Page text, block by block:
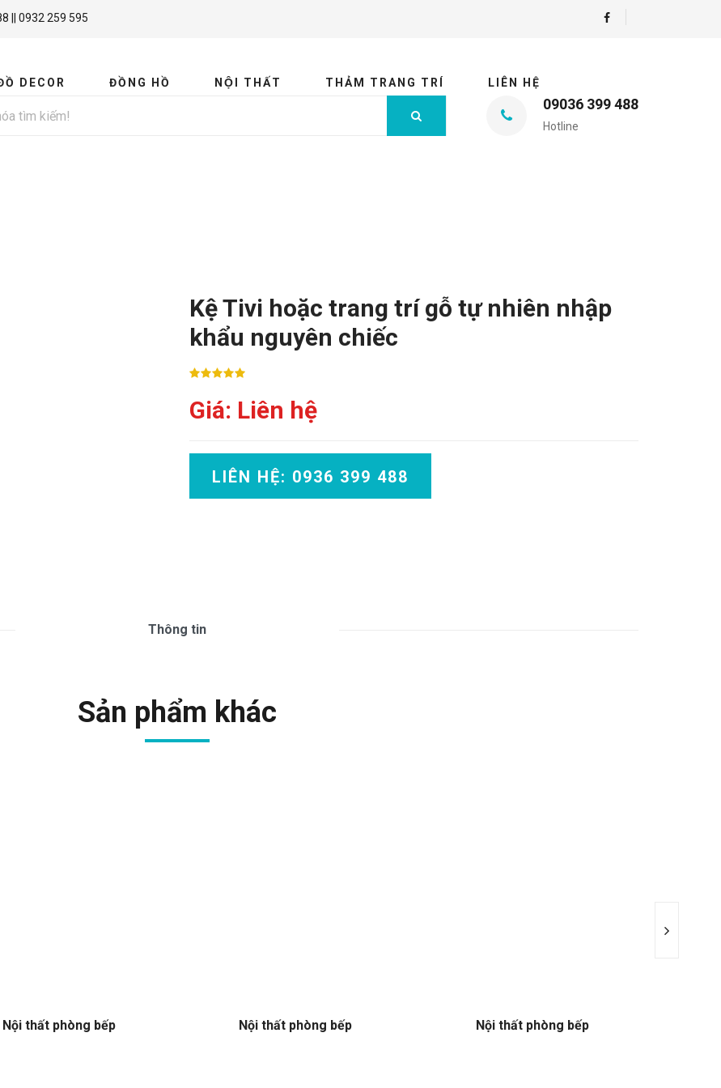
|| 0932 259 595
DECOR ĐỒNG HỒ NỘI THẤT THẢM TRANG TRÍ LIÊN HỆ
09036 399 488
Hotline
Kệ Tivi hoặc trang trí gỗ tự nhiên nhập
khẩu nguyên chiếc
Giá: Liên hệ
LIÊN HỆ: 0936 399 488
Thông tin
Sản phẩm khác
Nội thất phòng bếp Nội thất phòng bếp Nội thất phòng bếp